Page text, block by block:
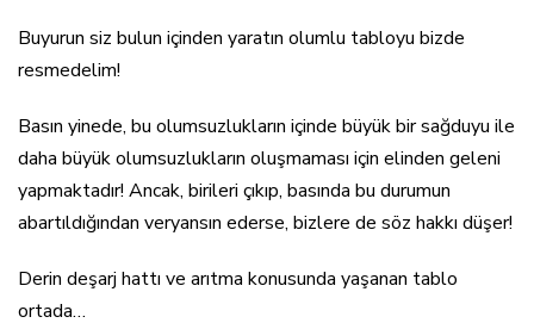
Buyurun siz bulun içinden yaratın olumlu tabloyu bizde
resmedelim!
Basın yinede, bu olumsuzlukların içinde büyük bir sağduyu ile
daha büyük olumsuzlukların oluşmaması için elinden geleni
yapmaktadır! Ancak, birileri çıkıp, basında bu durumun
abartıldığından veryansın ederse, bizlere de söz hakkı düşer!
Derin deşarj hattı ve arıtma konusunda yaşanan tablo
ortada…